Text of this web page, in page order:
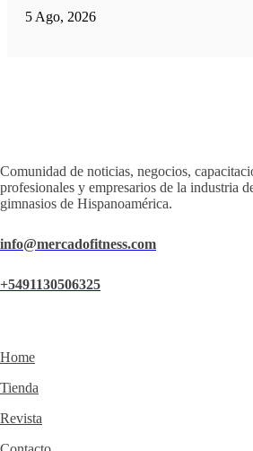
5 Ago, 2026
Comunidad de noticias, negocios,
profesionales y empresarios de la industria
gimnasios de Hispanoamérica.
info@mercadofitness.com
+5491130506325
Home
Tienda
Revista